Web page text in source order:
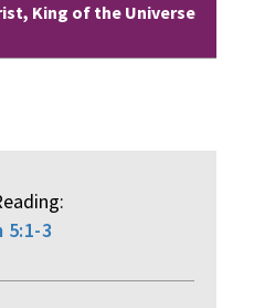
King of the Universe
5:1-3